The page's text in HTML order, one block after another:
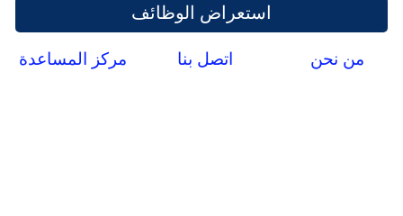
استعراض الوظائف
من نحن اتصل بنا مركز المساعدة